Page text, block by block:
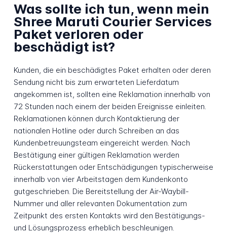
Was sollte ich tun, wenn mein
Shree Maruti Courier Services
Paket verloren oder
beschädigt ist?
Kunden, die ein beschädigtes Paket erhalten oder deren
Sendung nicht bis zum erwarteten Lieferdatum
angekommen ist, sollten eine Reklamation innerhalb von
72 Stunden nach einem der beiden Ereignisse einleiten.
Reklamationen können durch Kontaktierung der
nationalen Hotline oder durch Schreiben an das
Kundenbetreuungsteam eingereicht werden. Nach
Bestätigung einer gültigen Reklamation werden
Rückerstattungen oder Entschädigungen typischerweise
innerhalb von vier Arbeitstagen dem Kundenkonto
gutgeschrieben. Die Bereitstellung der Air-Waybill-
Nummer und aller relevanten Dokumentation zum
Zeitpunkt des ersten Kontakts wird den Bestätigungs-
und Lösungsprozess erheblich beschleunigen.